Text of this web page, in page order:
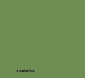
contatto